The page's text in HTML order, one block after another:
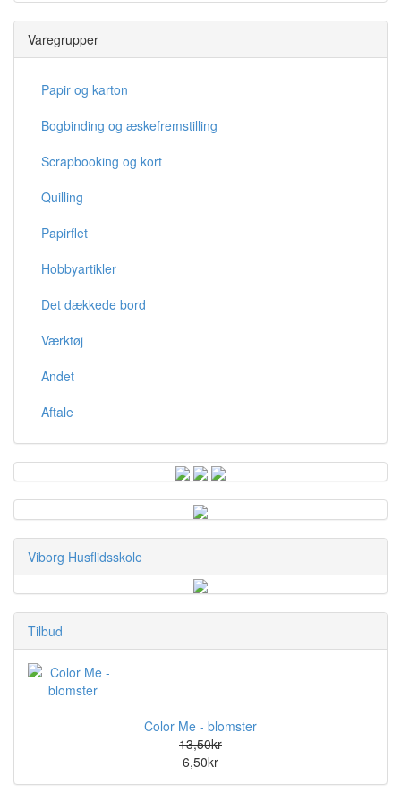
Varegrupper
Papir og karton
Bogbinding og æskefremstilling
Scrapbooking og kort
Quilling
Papirflet
Hobbyartikler
Det dækkede bord
Værktøj
Andet
Aftale
Viborg Husflidsskole
Tilbud
Color Me - blomster
13,50kr
6,50kr